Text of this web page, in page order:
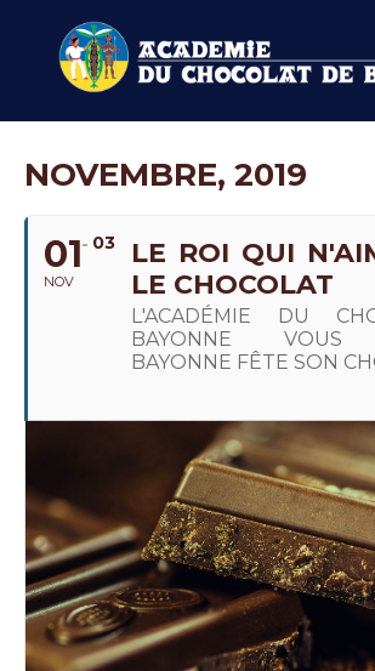
NOVEMBRE, 2019
01
NOV
03
LE ROI QUI
LE CHOCOLAT
L'ACADÉMIE DU
BAYONNE VOUS
BAYONNE FÊTE SON